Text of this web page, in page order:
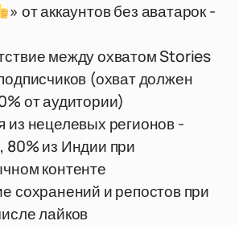
» от аккаунтов без аватарок -
между охватом Stories
(охват должен
от аудитории)
из нецелевых регионов -
80% из Индии при
контенте
сохранений и репостов при
лайков